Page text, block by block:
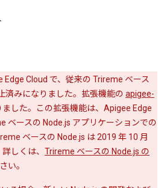
Edge Cloud で、従来の Trireme ベース
済みになりました。拡張機能の apigee-
した。この拡張機能は、Apigee Edge
ベースの Node.js アプリケーションでの
ベースの Node.js は 2019 年 10 月
しくは、 Trireme ベースの Node.js の
い。